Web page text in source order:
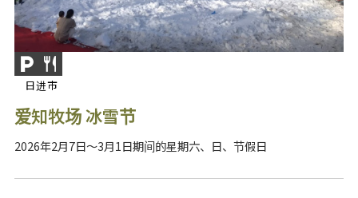
日进市
爱知牧场 冰雪节
2026年2月7日～3月1日期间的星期六、日、节假日